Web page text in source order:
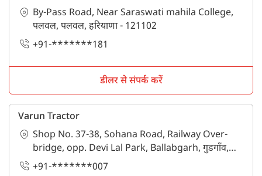
By-Pass Road, Near Saraswati mahila College,
पलवल, पलवल, हरियाणा - 121102
+91-*******181
डीलर से संपर्क करें
Varun Tractor
Shop No. 37-38, Sohana Road, Railway Over-
bridge, opp. Devi Lal Park, Ballabgarh, गुडगाँव,
गुरुग्राम, हरियाणा - 122001
+91-*******007